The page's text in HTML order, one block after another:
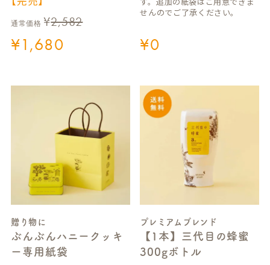
通常価格 ¥2,582
¥1,680
せんのでご了承ください。
¥0
贈り物に
ぶんぶんハニークッキ
ー専用紙袋
プレミアムブレンド
【1本】三代目の蜂蜜
300gボトル